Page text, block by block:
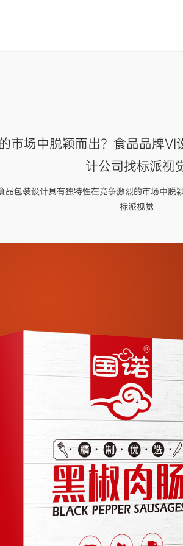
场中脱颖而出？食品品牌
计公司找标派视
设计具有独特性在竞争激烈的市场中脱
标派视觉